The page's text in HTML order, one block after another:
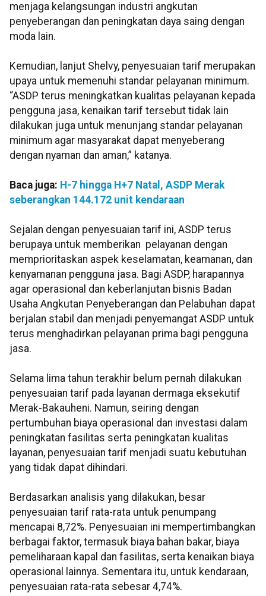
menjaga kelangsungan industri angkutan
penyeberangan dan peningkatan daya saing dengan
moda lain.
Kemudian, lanjut Shelvy, penyesuaian tarif merupakan
upaya untuk memenuhi standar pelayanan minimum.
“ASDP terus meningkatkan kualitas pelayanan kepada
pengguna jasa, kenaikan tarif tersebut tidak lain
dilakukan juga untuk menunjang standar pelayanan
minimum agar masyarakat dapat menyeberang
dengan nyaman dan aman,” katanya.
Baca juga: H-7 hingga H+7 Natal, ASDP Merak
seberangkan 144.172 unit kendaraan
Sejalan dengan penyesuaian tarif ini, ASDP terus
berupaya untuk memberikan pelayanan dengan
memprioritaskan aspek keselamatan, keamanan, dan
kenyamanan pengguna jasa. Bagi ASDP, harapannya
agar operasional dan keberlanjutan bisnis Badan
Usaha Angkutan Penyeberangan dan Pelabuhan dapat
berjalan stabil dan menjadi penyemangat ASDP untuk
terus menghadirkan pelayanan prima bagi pengguna
jasa.
Selama lima tahun terakhir belum pernah dilakukan
penyesuaian tarif pada layanan dermaga eksekutif
Merak-Bakauheni. Namun, seiring dengan
pertumbuhan biaya operasional dan investasi dalam
peningkatan fasilitas serta peningkatan kualitas
layanan, penyesuaian tarif menjadi suatu kebutuhan
yang tidak dapat dihindari.
Berdasarkan analisis yang dilakukan, besar
penyesuaian tarif rata-rata untuk penumpang
mencapai 8,72%. Penyesuaian ini mempertimbangkan
berbagai faktor, termasuk biaya bahan bakar, biaya
pemeliharaan kapal dan fasilitas, serta kenaikan biaya
operasional lainnya. Sementara itu, untuk kendaraan,
penyesuaian rata-rata sebesar 4,74%.